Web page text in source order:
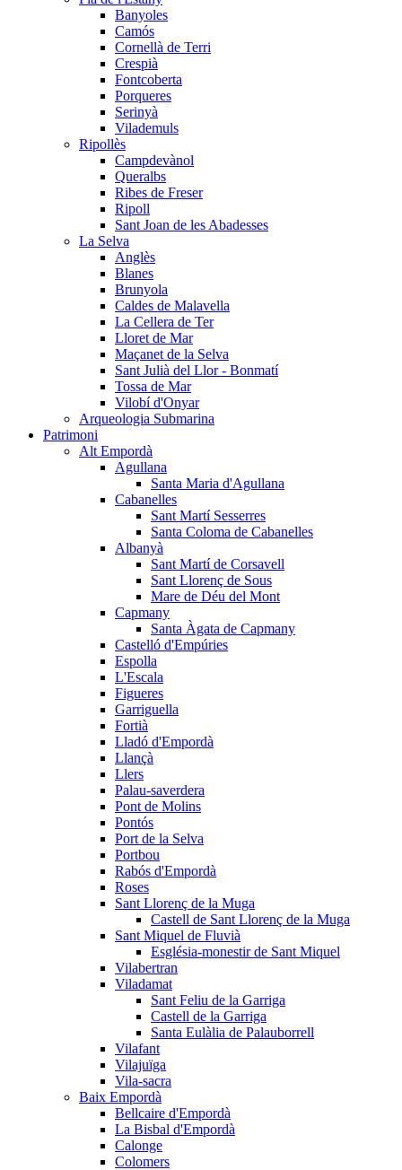
Banyoles
Camós
Cornellà de Terri
Crespià
Fontcoberta
Porqueres
Serinyà
Vilademuls
Ripollès
Campdevànol
Queralbs
Ribes de Freser
Ripoll
Sant Joan de les Abadesses
La Selva
Anglès
Blanes
Brunyola
Caldes de Malavella
La Cellera de Ter
Lloret de Mar
Maçanet de la Selva
Sant Julià del Llor - Bonmatí
Tossa de Mar
Vilobí d'Onyar
Arqueologia Submarina
Patrimoni
Alt Empordà
Agullana
Santa Maria d'Agullana
Cabanelles
Sant Martí Sesserres
Santa Coloma de Cabanelles
Albanyà
Sant Martí de Corsavell
Sant Llorenç de Sous
Mare de Déu del Mont
Capmany
Santa Àgata de Capmany
Castelló d'Empúries
Espolla
L'Escala
Figueres
Garriguella
Fortià
Lladó d'Empordà
Llançà
Llers
Palau-saverdera
Pont de Molins
Pontós
Port de la Selva
Portbou
Rabós d'Empordà
Roses
Sant Llorenç de la Muga
Castell de Sant Llorenç de la Muga
Sant Miquel de Fluvià
Església-monestir de Sant Miquel
Vilabertran
Viladamat
Sant Feliu de la Garriga
Castell de la Garriga
Santa Eulàlia de Palauborrell
Vilafant
Vilajuïga
Vila-sacra
Baix Empordà
Bellcaire d'Empordà
La Bisbal d'Empordà
Calonge
Colomers